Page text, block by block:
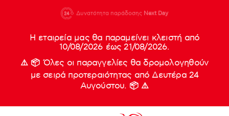
210 88 21
933
Δυνατότητα παράδοσης Next Day
Νέες
Η εταιρεία μας θα παραμείνει κλειστή από
10/08/2026 έως 21/08/2026.
⚠️ 📦 Όλες οι παραγγελίες θα δρομολογηθούν
με σειρά προτεραιότητας από Δευτέρα 24
Αυγούστου. 📦 ⚠️